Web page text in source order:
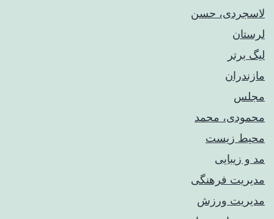
لاسجردی، حسن
لرستان
لیگ برتر
مازندران
مجلس
محمودی، محمد
محیط زیست
مد و زیبایی
مدیریت فرهنگی
مدیریت ورزش